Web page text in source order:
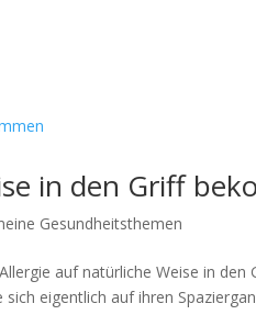
in den Griff
Gesundheitsthemen
auf natürliche Weise in
eigentlich auf ihren